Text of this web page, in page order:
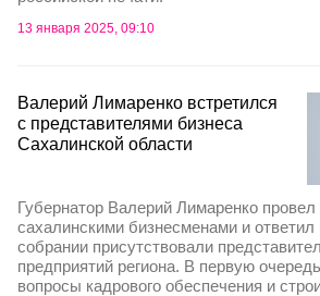
13 января 2025, 09:10
Валерий Лимаренко встретился
с представителями бизнеса
Сахалинской области
Губернатор Валерий Лимаренко провел
сахалинскими бизнесменами и
собрании присутствовали
предприятий региона. В первую
вопросы кадрового обеспечения и